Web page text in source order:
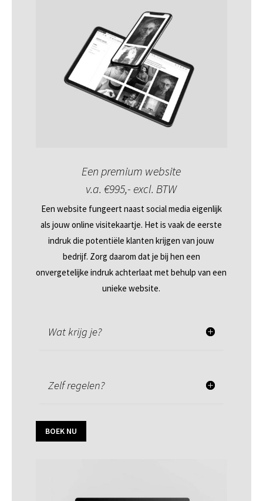
Een premium website
v.a. €995,- excl. BTW
Een website fungeert naast social media eigenlijk
als jouw online visitekaartje. Het is vaak de eerste
indruk die potentiële klanten krijgen van jouw
bedrijf. Zorg daarom dat je bij hen een
onvergetelijke indruk achterlaat met behulp van een
unieke website.
Wat krijg je?
Zelf regelen?
BOEK NU